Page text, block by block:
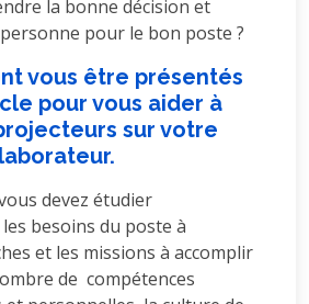
la bonne décision et
pour le bon poste ?
vous être présentés
pour vous aider à
sur votre
devez étudier
besoins du poste à
et les missions à accomplir
de compétences